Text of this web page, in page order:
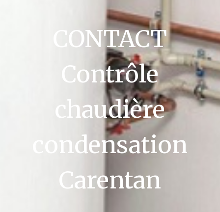
CONTACT
Contrôle
chaudière
condensation
Carentan